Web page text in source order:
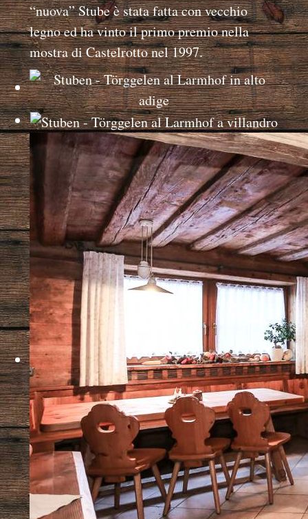
“nuova” Stube è stata fatta con vecchio
legno ed ha vinto il primo premio nella
mostra di Castelrotto nel 1997.